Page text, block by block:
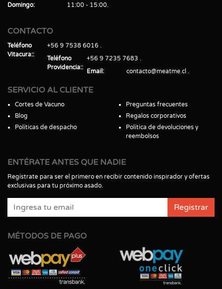
Domingo
11:00 - 15:00
CONTACTO
Teléfono
Vitacura:
+56 9 7538 6016
Teléfono
Providencia:
+56 9 7235 7683
Email
contacto@meatme.cl
SERVICIO AL CLIENTE
Cortes de Vacuno
Blog
Políticas de despacho
Preguntas frecuentes
Regalos corporativos
Política de devoluciones y
reembolsos
ENTÉRATE ANTES QUE NADIE
Regístrate para ser el primero en recibir contenido inspirador y ofertas
exclusivas para tu próximo asado.
Registrar
MÉTODOS DE PAGO